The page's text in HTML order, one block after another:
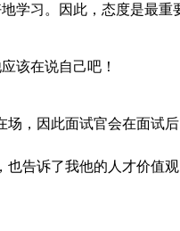
学习。因此，态度是最重
该在说自己吧！
，因此面试官会在面试
告诉了我他的人才价值